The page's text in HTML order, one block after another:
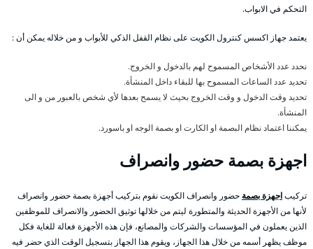
التحكم في الابواب.
يعتمد جهاز اكسس كنترول الكويت على نظام القفل الذكي للأبواب و من خلاله يمكن أن :
نحدد عدد الأشخاص المسموح لهم بالدخول و الخروج.
تحديد عدد الساعات المسموح بها للبقاء داخل المنشأة.
تحديد وقت الدخول و وقت الخروج بحيث لا يسمح بعدها لأي شخص بالعبور من و الى
المنشأة.
يمكننا اعتماد نظام البصمة او الكارت او بصمة الوجه او باسورد.
اجهزة بصمة حضور وانصراف
تركيباجهزة بصمة حضور وانصراف الكويت نقوم بتركيب أجهزة بصمة حضور وانصراف
لأنها من الأجهزة الحديثة والمتطورة ليتم من خلالها توثيق الحضور والانصراف للموظفين
الذين يعملون في المؤسسات والشركات والمصانع، فإن هذه الأجهزة فعالة للغاية فكل
موظف يظهر أسمه من خلال هذا الجهاز، ويقوم هذا الجهاز بتسجيل الوقت الذي حضر فيه